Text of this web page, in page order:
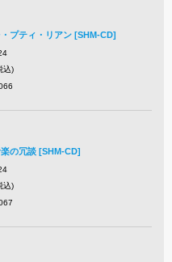
プティ・リアン [SHM-CD]
込)
の冗談 [SHM-CD]
込)